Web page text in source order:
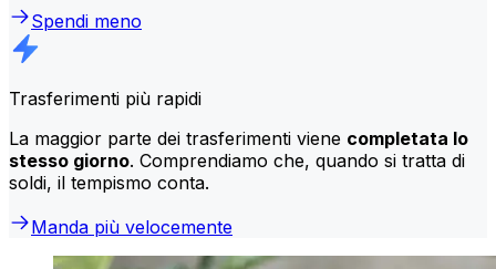
Spendi meno
Trasferimenti più rapidi
La maggior parte dei trasferimenti viene completata lo
stesso giorno. Comprendiamo che, quando si tratta di
soldi, il tempismo conta.
Manda più velocemente